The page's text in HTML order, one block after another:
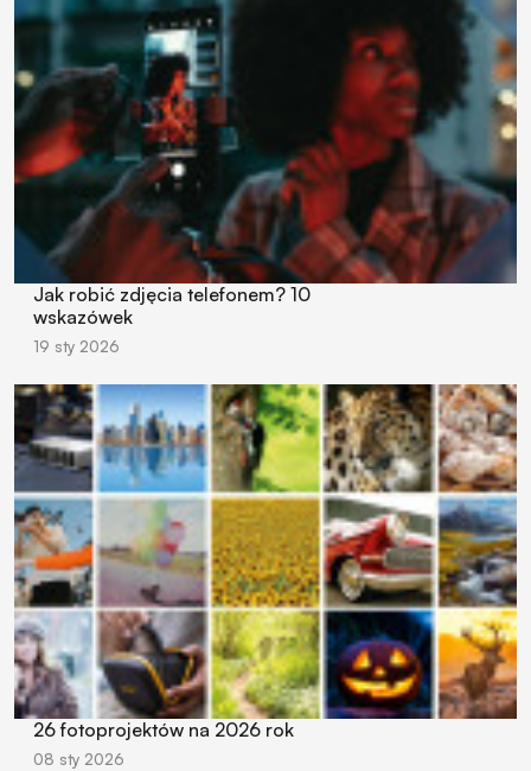
Jak robić zdjęcia telefonem? 10
wskazówek
19 sty 2026
26 fotoprojektów na 2026 rok
08 sty 2026